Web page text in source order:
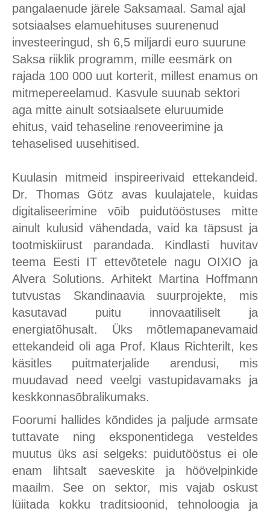
pangalaenude järele Saksamaal. Samal ajal
sotsiaalses elamuehituses suurenenud
investeeringud, sh 6,5 miljardi euro suurune
Saksa riiklik programm, mille eesmärk on
rajada 100 000 uut korterit, millest enamus on
mitmepereelamud. Kasvule suunab sektori
aga mitte ainult sotsiaalsete eluruumide
ehitus, vaid tehaseline renoveerimine ja
tehaselised uusehitised.
Kuulasin mitmeid inspireerivaid ettekandeid.
Dr. Thomas Götz avas kuulajatele, kuidas
digitaliseerimine võib puidutööstuses mitte
ainult kulusid vähendada, vaid ka täpsust ja
tootmiskiirust parandada. Kindlasti huvitav
teema Eesti IT ettevõtetele nagu OIXIO ja
Alvera Solutions. Arhitekt Martina Hoffmann
tutvustas Skandinaavia suurprojekte, mis
kasutavad puitu innovaatiliselt ja
energiatõhusalt. Üks mõtlemapanevamaid
ettekandeid oli aga Prof. Klaus Richterilt, kes
käsitles puitmaterjalide arendusi, mis
muudavad need veelgi vastupidavamaks ja
keskkonnasõbralikumaks.
Foorumi hallides kõndides ja paljude armsate
tuttavate ning eksponentidega vesteldes
muutus üks asi selgeks: puidutööstus ei ole
enam lihtsalt saeveskite ja höövelpinkide
maailm. See on sektor, mis vajab oskust
lüiitada kokku traditsioonid, tehnoloogia ja